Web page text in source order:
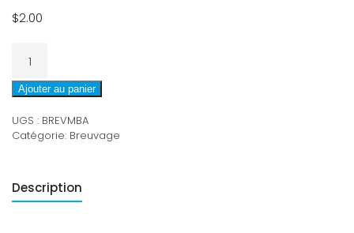
$2.00
Breuvage
Ajouter au panier
UGS : BREVMBA
Catégorie: Breuvage
Description